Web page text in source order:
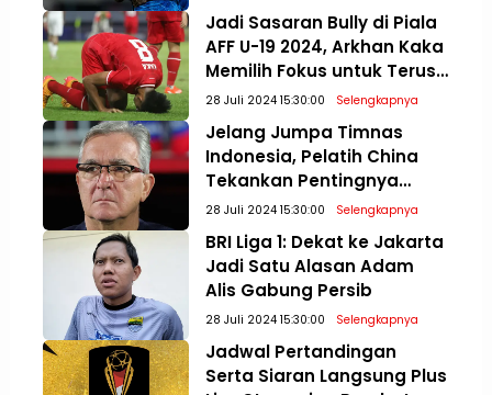
Jadi Sasaran Bully di Piala
AFF U-19 2024, Arkhan Kaka
Memilih Fokus untuk Terus
Meningkatkan Diri
28 Juli 2024 15:30:00 Selengkapnya
Jelang Jumpa Timnas
Indonesia, Pelatih China
Tekankan Pentingnya
Mental Bertanding di
Kualifikasi Piala Dunia 2026
28 Juli 2024 15:30:00 Selengkapnya
BRI Liga 1: Dekat ke Jakarta
Jadi Satu Alasan Adam
Alis Gabung Persib
28 Juli 2024 15:30:00 Selengkapnya
Jadwal Pertandingan
Serta Siaran Langsung Plus